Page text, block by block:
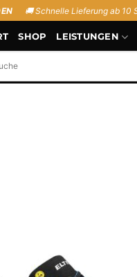
🚚 Schnelle Lieferung ab 10
SHOP LEISTUNGEN